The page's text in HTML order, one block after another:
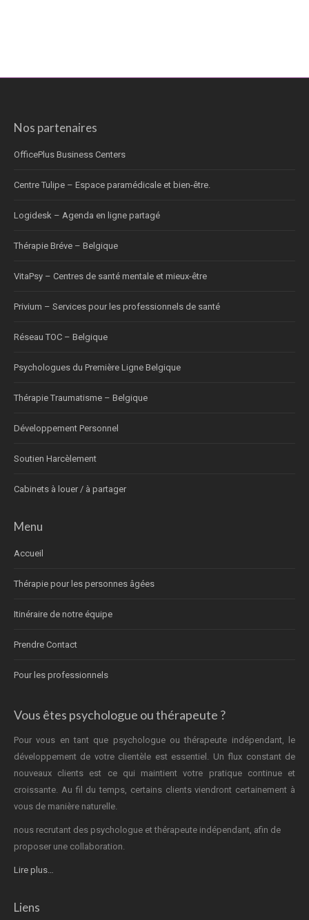
Nos partenaires
OfficePlus Business Centers
Centre Tulipe – Espace paramédicale et bien-être.
Logidesk – Agenda en ligne partagé
Thérapie Bréve – Belgique
VitaPsy – Centres de santé mentale et mieux-être
Privium – Services pour les professionnels de santé
Réseau TOC – Belgique
Psychologues du Première Ligne Belgique
Thérapie Traumatisme – Belgique
Développement Personnel
Soutien Harcèlement
Cabinets à louer / à partager
Menu
Accueil
Thérapie pour les personnes âgées
Itinéraire de notre équipe
Prendre Contact
Pour les professionnels
Vous êtes psychologue ou thérapeute ?
Pour vous en tant que psychologue ou thérapeute indépendant, le
développement de votre clientèle est essentiel. Un flux constant de
nouveaux clients est ce qui maintient votre pratique continue et
croissante. Au fil du temps, certains clients viendront certainement à
vous de manière naturelle.
nous recrutant des psychologue et thérapeute indépendant, afin de
proposer une collaboration.
Lire plus…
Liens